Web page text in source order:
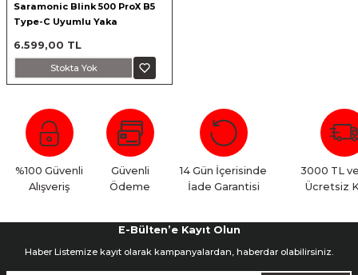
Saramonic Blink 500 ProX B5
Type-C Uyumlu Yaka
6.599,00 TL
Stokta Yok
%100 Güvenli
Alışveriş
Güvenli
Ödeme
14 Gün İçerisinde
İade Garantisi
3000 TL
Ücretsiz
E-Bülten’e Kayıt Olun
Haber Listemize kayıt olarak kampanyalardan, haberdar olabilirsiniz.